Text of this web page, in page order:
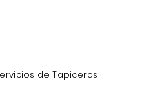
de Tapiceros